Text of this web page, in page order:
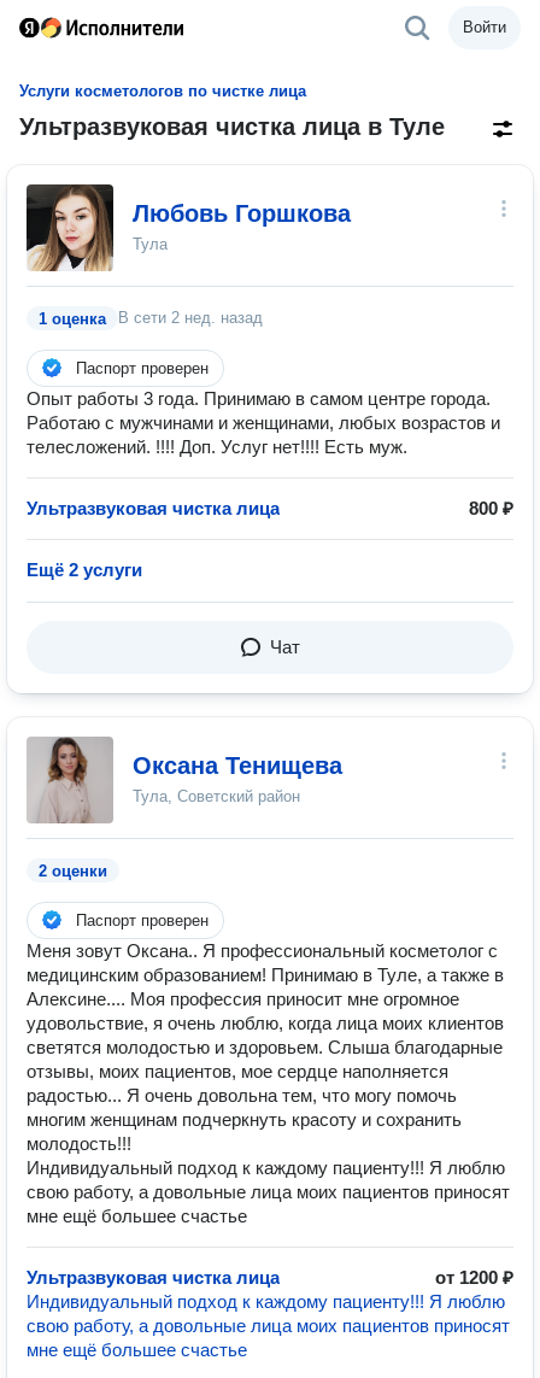
Войти
Услуги косметологов по чистке лица
Ультразвуковая чистка лица в Туле
Любовь Горшкова
Тула
1 оценка В сети 2 нед. назад
Паспорт проверен
Опыт работы 3 года. Принимаю в самом центре города.
Работаю с мужчинами и женщинами, любых возрастов и
телесложений. !!!! Доп. Услуг нет!!!! Есть муж.
Ультразвуковая чистка лица 800 ₽
Ещё 2 услуги
Чат
Оксана Тенищева
Тула, Советский район
2 оценки
Паспорт проверен
Меня зовут Оксана.. Я профессиональный косметолог с
медицинским образованием! Принимаю в Туле, а также в
Алексине.... Моя профессия приносит мне огромное
удовольствие, я очень люблю, когда лица моих клиентов
светятся молодостью и здоровьем. Слыша благодарные
отзывы, моих пациентов, мое сердце наполняется
радостью... Я очень довольна тем, что могу помочь
многим женщинам подчеркнуть красоту и сохранить
молодость!!!
Индивидуальный подход к каждому пациенту!!! Я люблю
свою работу, а довольные лица моих пациентов приносят
мне ещё большее счастье
Ультразвуковая чистка лица
от 1200 ₽
Индивидуальный подход к каждому пациенту!!! Я люблю
свою работу, а довольные лица моих пациентов приносят
мне ещё большее счастье